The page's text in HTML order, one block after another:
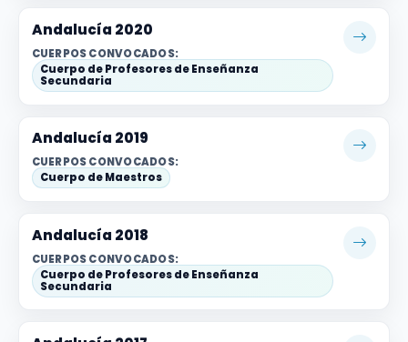
Andalucía 2020
CUERPOS CONVOCADOS:
Cuerpo de Profesores de Enseñanza
Secundaria
Andalucía 2019
CUERPOS CONVOCADOS:
Cuerpo de Maestros
Andalucía 2018
CUERPOS CONVOCADOS:
Cuerpo de Profesores de Enseñanza
Secundaria